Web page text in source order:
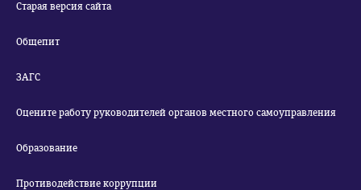
Старая версия сайта
Общепит
ЗАГС
Оцените работу руководителей органов местного самоуправления
Образование
Противодействие коррупции